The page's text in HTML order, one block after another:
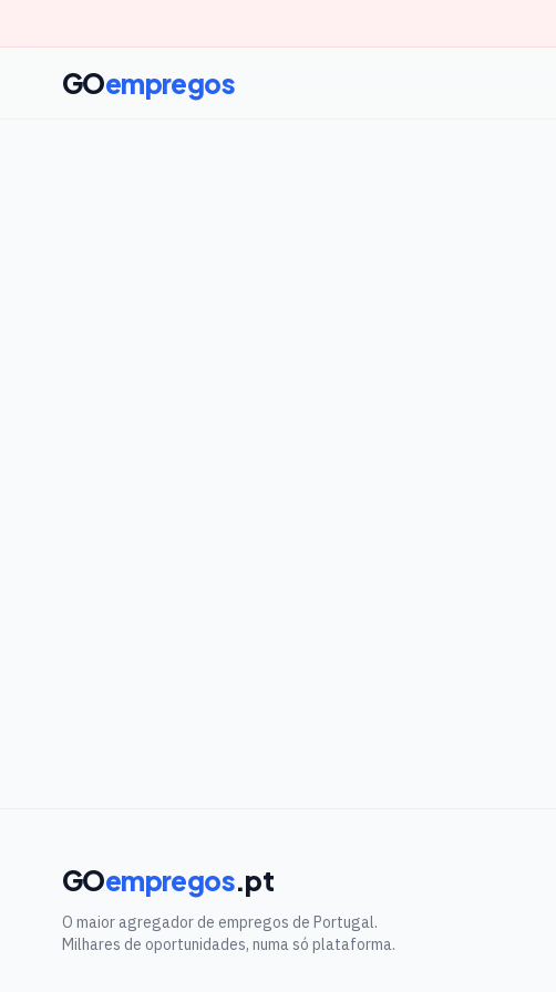
GOempregos
GOempregos.pt
O maior agregador de empregos de Portugal.
Milhares de oportunidades, numa só plataforma.